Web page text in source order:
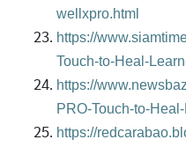
wellxpro.html
https://
Touch-to-Heal-
https://
PRO-Touch-to-
https://